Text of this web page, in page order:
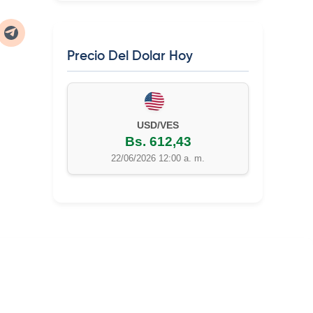
Precio Del Dolar Hoy
USD/VES
Bs. 612,43
22/06/2026 12:00 a. m.